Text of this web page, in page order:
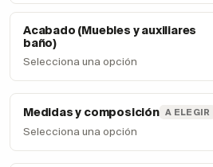
Acabado (Muebles y auxiliares
baño)
Selecciona una opción
Medidas y composición A ELEGIR
Selecciona una opción